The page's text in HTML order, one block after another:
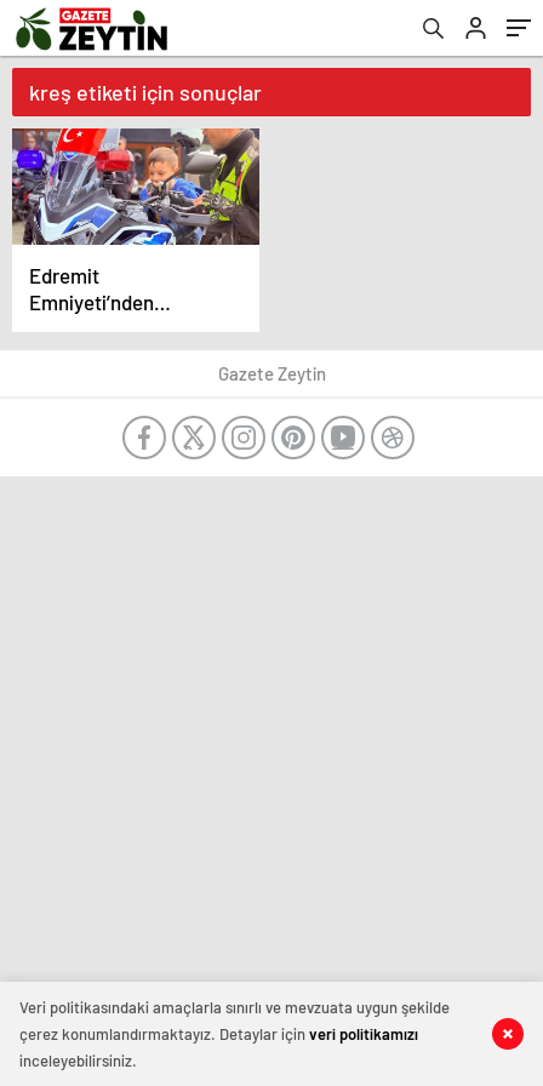
kreş etiketi için sonuçlar
Edremit
Emniyeti’nden
geleceğin polislerine
eğitim
Gazete Zeytin
Veri politikasındaki amaçlarla sınırlı ve mevzuata uygun şekilde
çerez konumlandırmaktayız. Detaylar içinveri politikamızı
inceleyebilirsiniz.